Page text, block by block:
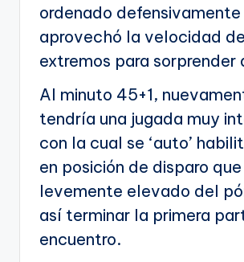
ordenado defensivamente
aprovechó la velocidad
extremos para sorprender
Al minuto 45+1,
tendría una jugada muy
con la cual se ‘auto’
en posición de disparo
levemente elevado del
así terminar la primera
encuentro.